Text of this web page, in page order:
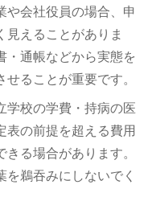
や会社役員の場合、申
見えることがありま
・通帳などから実態を
ることが重要です。
学校の学費・持病の医
表の前提を超える費用
る場合があります。
鵜吞みにしないでく